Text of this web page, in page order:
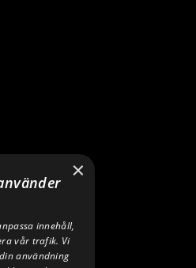
×
innehåll,
vår trafik. Vi
användning